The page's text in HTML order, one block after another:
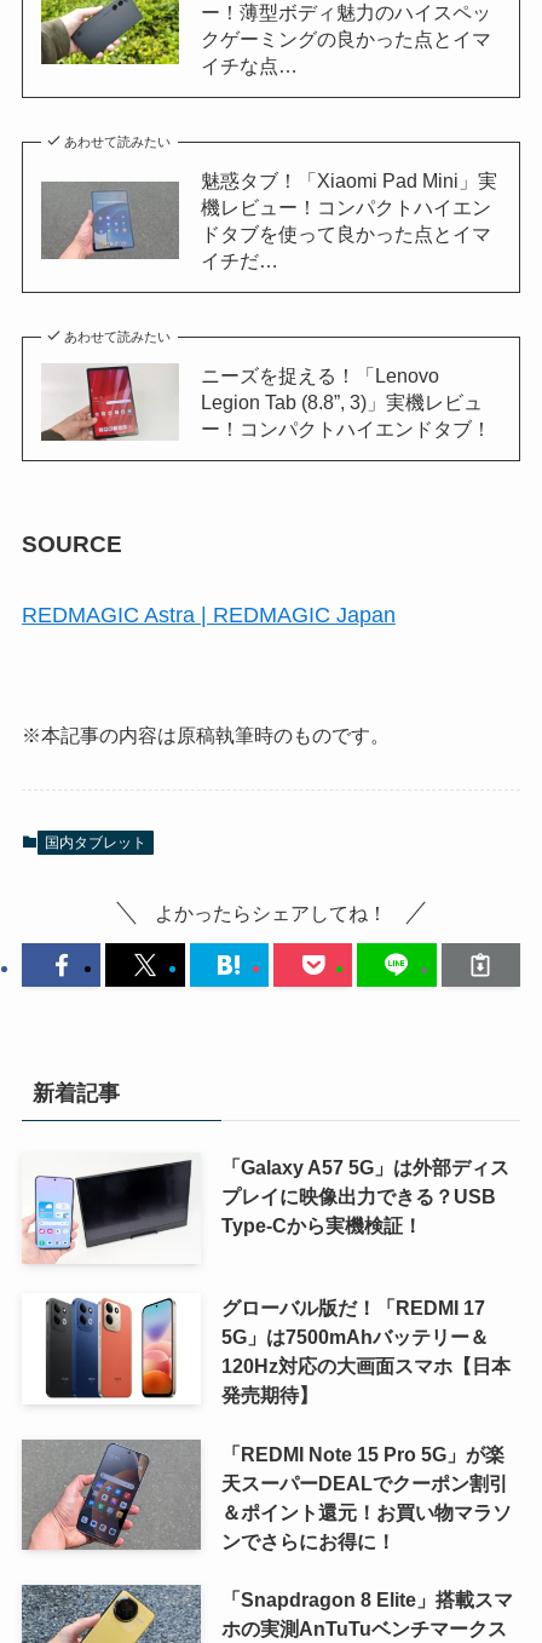
ー！薄型ボディ魅力のハイスペッ
クゲーミングの良かった点とイマ
イチな点…
あわせて読みたい
魅惑タブ！「Xiaomi Pad Mini」実
機レビュー！コンパクトハイエン
ドタブを使って良かった点とイマ
イチだ…
あわせて読みたい
ニーズを捉える！「Lenovo
Legion Tab (8.8”, 3)」実機レビュ
ー！コンパクトハイエンドタブ！
SOURCE
REDMAGIC Astra | REDMAGIC Japan
※本記事の内容は原稿執筆時のものです。
国内タブレット
よかったらシェアしてね！
新着記事
「Galaxy A57 5G」は外部ディス
プレイに映像出力できる？USB
Type-Cから実機検証！
グローバル版だ！「REDMI 17
5G」は7500mAhバッテリー＆
120Hz対応の大画面スマホ【日本
発売期待】
「REDMI Note 15 Pro 5G」が楽
天スーパーDEALでクーポン割引
＆ポイント還元！お買い物マラソ
ンでさらにお得に！
「Snapdragon 8 Elite」搭載スマ
ホの実測AnTuTuベンチマークス